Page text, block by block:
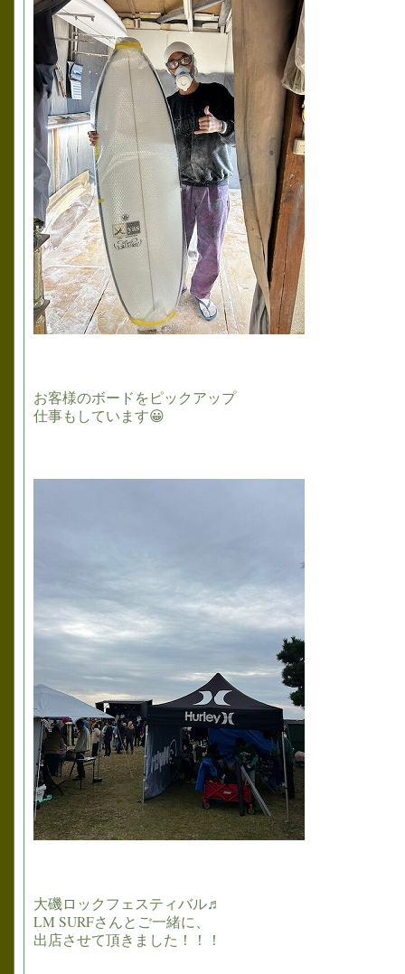
お客様のボードをピックアップ
仕事もしています😀
大磯ロックフェスティバル♬
LM SURFさんとご一緒に、
出店させて頂きました！！！